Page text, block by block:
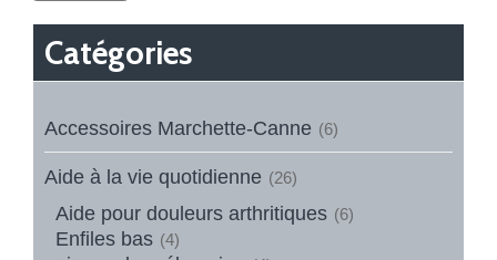
Catégories
Accessoires Marchette-Canne (6)
Aide à la vie quotidienne (26)
Aide pour douleurs arthritiques (6)
Enfiles bas (4)